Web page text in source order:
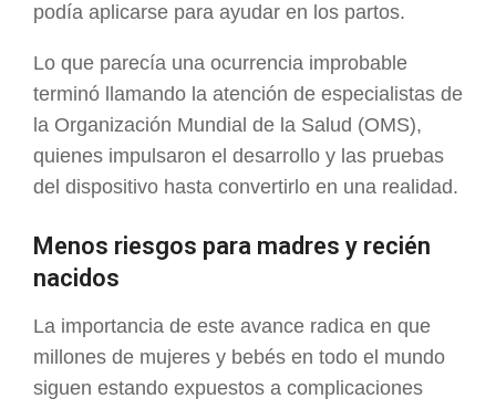
podía aplicarse para ayudar en los partos.
Lo que parecía una ocurrencia improbable
terminó llamando la atención de especialistas de
la Organización Mundial de la Salud (OMS),
quienes impulsaron el desarrollo y las pruebas
del dispositivo hasta convertirlo en una realidad.
Menos riesgos para madres y recién
nacidos
La importancia de este avance radica en que
millones de mujeres y bebés en todo el mundo
siguen estando expuestos a complicaciones